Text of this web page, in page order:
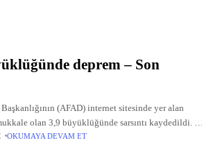
deprem – Son
(AFAD) internet sitesinde yer alan
olan 3,9 büyüklüğünde sarsıntı kaydedildi.
derinliğinde meydana geldiği
OKUMAYA DEVAM ET